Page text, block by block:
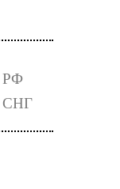
РФ
СНГ